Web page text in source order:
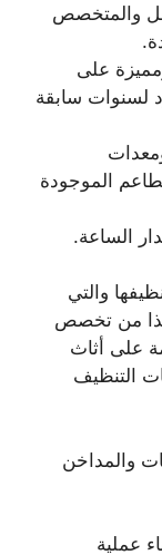
والمتخصص
على
لسنوات سابقة
الموجودة
الساعة.
والتي
من تخصص
على أثاث
التنظيف
والمداخن
عملية